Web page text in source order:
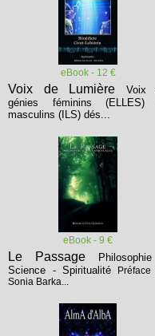
eBook - 12 €
Voix de Lumière
Voix
génies féminins
masculins (ILS) dés...
eBook - 9 €
Le Passage
Science - Spiritualité
Préface
Sonia Barka...